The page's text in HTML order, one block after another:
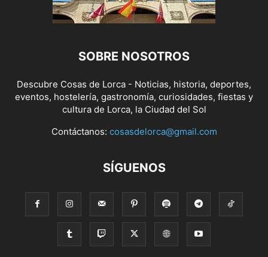
SOBRE NOSOTROS
Descubre Cosas de Lorca - Noticias, historia, deportes,
eventos, hostelería, gastronomía, curiosidades, fiestas y
cultura de Lorca, la Ciudad del Sol
Contáctanos: cosasdelorca@gmail.com
SÍGUENOS